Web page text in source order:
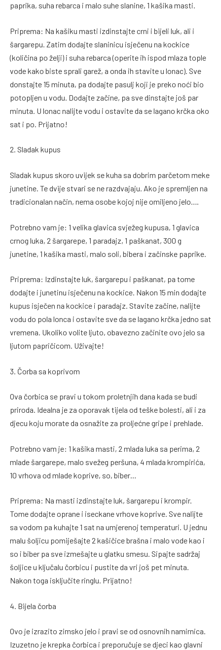
paprika, suha rebarca i malo suhe slanine, 1 kašika masti.
Priprema: Na kašiku masti izdinstajte crni i bijeli luk, ali i
šargarepu. Zatim dodajte slaninicu isječenu na kockice
(količina po želji) i suha rebarca (operite ih ispod mlaza tople
vode kako biste sprali garež, a onda ih stavite u lonac). Sve
donstajte 15 minuta, pa dodajte pasulj koji je preko noći bio
potopljen u vodu. Dodajte začine, pa sve dinstajte još par
minuta. U lonac nalijte vodu i ostavite da se lagano krčka oko
sat i po. Prijatno!
2. Sladak kupus
Sladak kupus skoro uvijek se kuha sa dobrim parčetom meke
junetine. Te dvije stvari se ne razdvajaju. Ako je spremljen na
tradicionalan način, nema osobe kojoj nije omiljeno jelo….
Potrebno vam je: 1 velika glavica svježeg kupusa, 1 glavica
crnog luka, 2 šargarepe, 1 paradajz, 1 paškanat, 300 g
junetine, 1 kašika masti, malo soli, bibera i začinske paprike.
Priprema: Izdinstajte luk, šargarepu i paškanat, pa tome
dodajte i junetinu isječenu na kockice. Nakon 15 min dodajte
kupus isječen na kockice i paradajz. Stavite začine, nalijte
vodu do pola lonca i ostavite sve da se lagano krčka jedno sat
vremena. Ukoliko volite ljuto, obavezno začinite ovo jelo sa
ljutom papričicom. Uživajte!
3. Čorba sa koprivom
Ova čorbica se pravi u tokom proletnjih dana kada se budi
priroda. Idealna je za oporavak tijela od teške bolesti, ali i za
djecu koju morate da osnažite za proljećne gripe i prehlade.
Potrebno vam je: 1 kašika masti, 2 mlada luka sa perima, 2
mlade šargarepe, malo svežeg peršuna, 4 mlada krompirića,
10 vrhova od mlade koprive, so, biber…
Priprema: Na masti izdinstajte luk, šargarepu i krompir.
Tome dodajte oprane i iseckane vrhove koprive. Sve nalijte
sa vodom pa kuhajte 1 sat na umjerenoj temperaturi. U jednu
malu šoljicu pomiješajte 2 kašičice brašna i malo vode kao i
so i biber pa sve izmešajte u glatku smesu. Sipajte sadržaj
šoljice u ključalu čorbicu i pustite da vri još pet minuta.
Nakon toga isključite ringlu. Prijatno!
4. Bijela čorba
Ovo je izrazito zimsko jelo i pravi se od osnovnih namirnica.
Izuzetno je krepka čorbica i preporučuje se djeci kao glavni